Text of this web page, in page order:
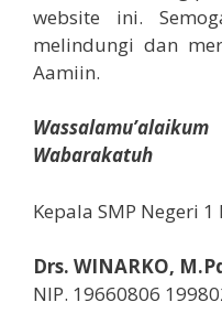
website ini.
melindungi dan
Aamiin.
Wabarakatuh
Kepala SMP Negeri
Drs. WINARKO,
NIP. 19660806